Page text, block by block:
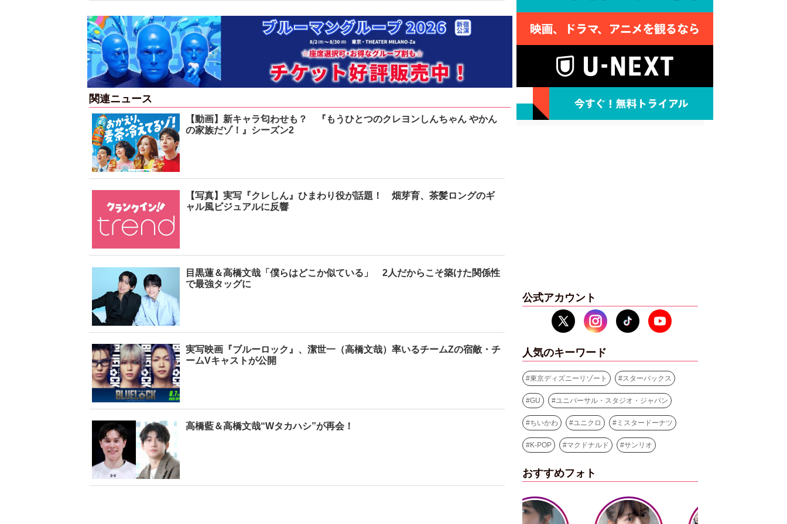
関連ニュース
【動画】新キャラ匂わせも？ 『もうひとつのクレヨンしんちゃん やかん
の家族だゾ！』シーズン2
【写真】実写『クレしん』ひまわり役が話題！ 畑芽育、茶髪ロングのギ
ャル風ビジュアルに反響
目黒蓮＆高橋文哉「僕らはどこか似ている」 2人だからこそ築けた関係性
で最強タッグに
実写映画『ブルーロック』、潔世一（高橋文哉）率いるチームZの宿敵・チ
ームVキャストが公開
高橋藍＆高橋文哉“Wタカハシ”が再会！
公式アカウント
人気のキーワード
#東京ディズニーリゾート #スターバックス
#GU #ユニバーサル・スタジオ・ジャパン
#ちいかわ #ユニクロ # ミスタードーナツ
#K-POP #マクドナルド #サンリオ
おすすめフォト